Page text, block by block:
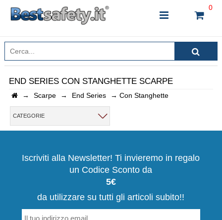
0
INSERISCI IL NOME DEL PRODOTTO CHE STAI
CERCANDO
CHIUDI RICERCA
END SERIES CON STANGHETTE SCARPE
→ Scarpe → End Series → Con Stanghette
CATEGORIE
Iscriviti alla Newsletter! Ti invieremo in regalo
un Codice Sconto da
5€
da utilizzare su tutti gli articoli subito!!